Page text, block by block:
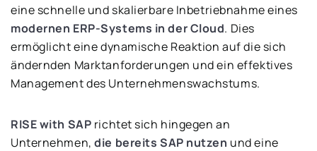
eine schnelle und skalierbare Inbetriebnahme eines
modernen ERP-Systems in der Cloud. Dies
ermöglicht eine dynamische Reaktion auf die sich
ändernden Marktanforderungen und ein effektives
Management des Unternehmenswachstums.
RISE with SAP richtet sich hingegen an
Unternehmen,die bereits SAP nutzen und eine